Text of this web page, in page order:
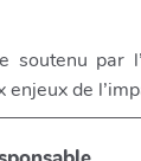
par
de